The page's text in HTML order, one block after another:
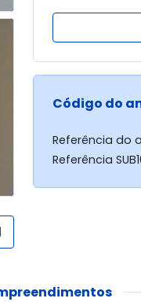
01 FIADOR COM
SEGURO FIANÇA
Imobiliária
Código do
Referência do
Referência